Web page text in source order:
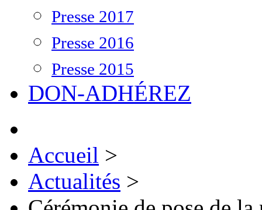
Presse 2017
Presse 2016
Presse 2015
DON-ADHÉREZ
Accueil >
Actualités >